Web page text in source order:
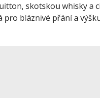
skotskou whisky a
bláznivé přání a